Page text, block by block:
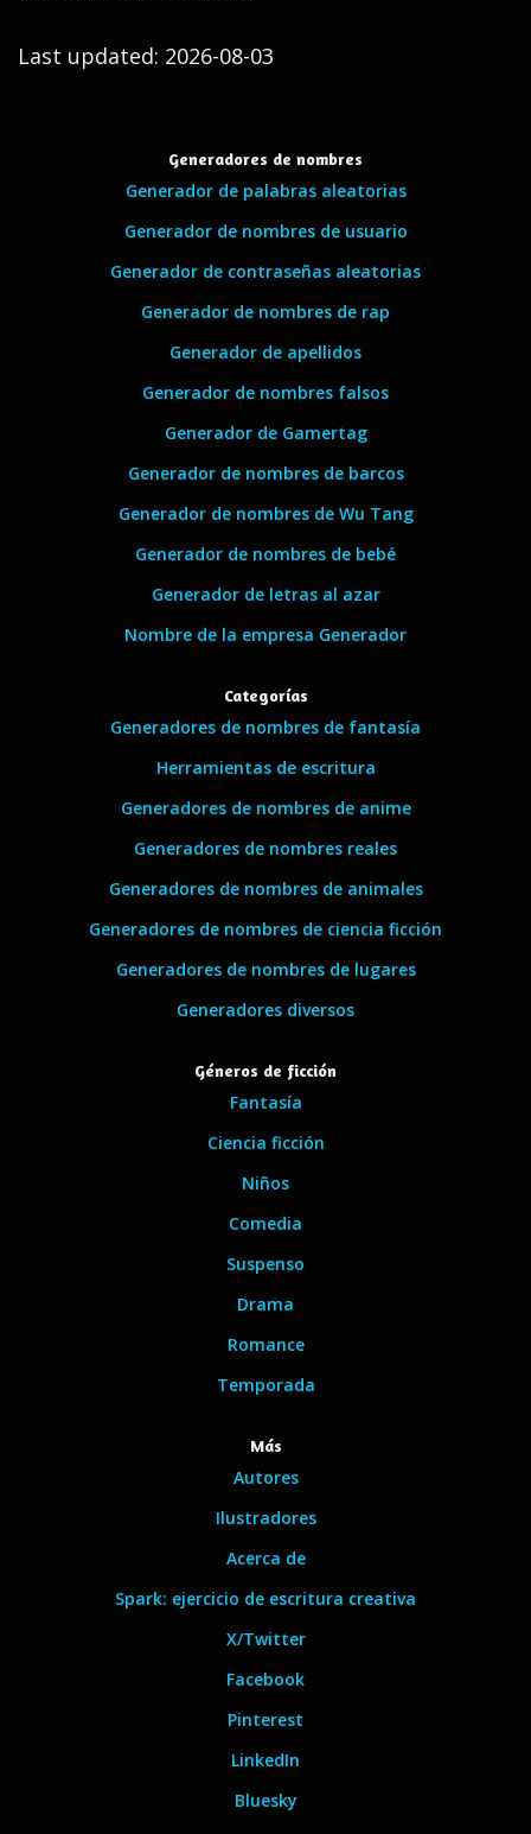
Last updated: 2026-08-03
Generadores de nombres
Generador de palabras aleatorias
Generador de nombres de usuario
Generador de contraseñas aleatorias
Generador de nombres de rap
Generador de apellidos
Generador de nombres falsos
Generador de Gamertag
Generador de nombres de barcos
Generador de nombres de Wu Tang
Generador de nombres de bebé
Generador de letras al azar
Nombre de la empresa Generador
Categorías
Generadores de nombres de fantasía
Herramientas de escritura
Generadores de nombres de anime
Generadores de nombres reales
Generadores de nombres de animales
Generadores de nombres de ciencia ficción
Generadores de nombres de lugares
Generadores diversos
Géneros de ficción
Fantasía
Ciencia ficción
Niños
Comedia
Suspenso
Drama
Romance
Temporada
Más
Autores
Ilustradores
Acerca de
Spark: ejercicio de escritura creativa
X/Twitter
Facebook
Pinterest
LinkedIn
Bluesky